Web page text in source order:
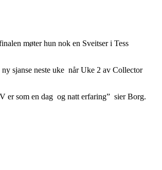
møter hun nok en Sveitser i Tess
sjanse neste uke når Uke 2 av Collector
er som en dag og natt erfaring” sier Borg.